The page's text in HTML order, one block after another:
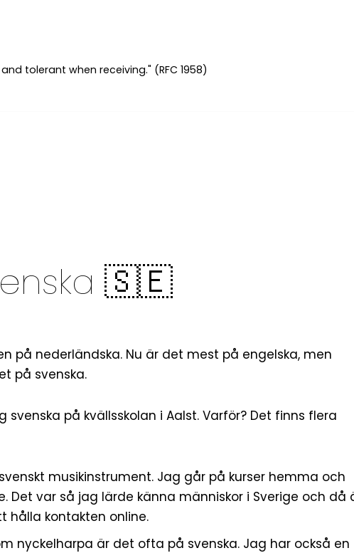
tolerant when receiving." (RFC 1958)
🇸🇪
på nederländska. Nu är det mest på engelska, men
på svenska.
svenska på kvällsskolan i Aalst. Varför? Det finns flera
musikinstrument. Jag går på kurser hemma och
Det var så jag lärde känna människor i Sverige och då
hålla kontakten online.
nyckelharpa är det ofta på svenska. Jag har också en